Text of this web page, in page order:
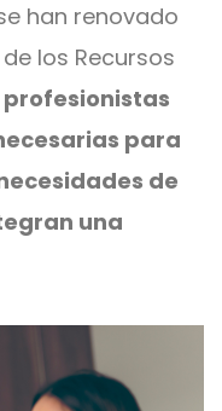
han renovado
los Recursos
profesionistas
para
de
una